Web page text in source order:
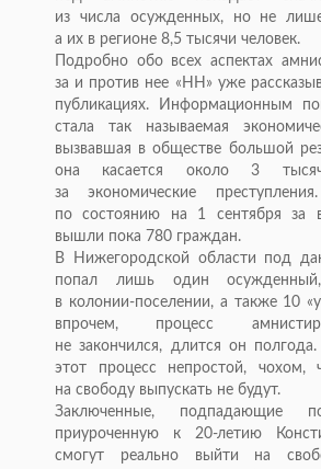
из
числа осужденных, но не
а их в регионе 8,5 тысячи человек.
Подробно обо всех аспектах
за и против нее « НН » уже
публикациях. Информационным
стала так называемая
вызвавшая в обществе большой
она касается около 3
за
экономические
по
состоянию на 1 сентября за
вышли пока 780 граждан.
В
Нижегородской области под
попал лишь один осужденный,
в колонии-поселении, а также 10 «
впрочем, процесс
не закончился, длится он
этот процесс непростой, чохом,
на свободу выпускать не будут.
Заключенные, подпадающие
приуроченную к
20-летию
смогут реально выйти на